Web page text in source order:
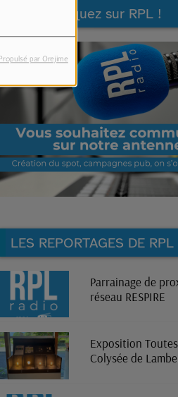
Propulsé par Orejime
Communiquez sur RPL !
LES REPORTAGES DE RPL
Parrainage de
réseau RESPIRE
Exposition
Colysée de